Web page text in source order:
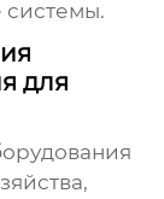
системы.
для
,